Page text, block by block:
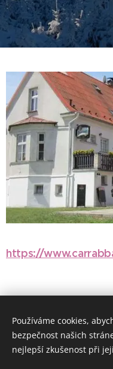
https://
Používáme cookies,
bezpečnost našich
nejlepší zkušenost při